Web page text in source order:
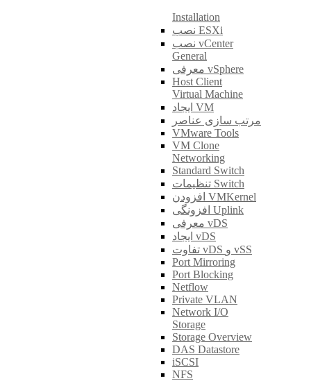
Installation
نصب ESXi
نصب vCenter
General
معرفی vSphere
Host Client
Virtual Machine
ایجاد VM
مرتب سازی عناصر
VMware Tools
VM Clone
Networking
Standard Switch
تنظیمات Switch
افزودن VMKernel
افزونگی Uplink
معرفی vDS
ایجاد vDS
تفاوت vDS و vSS
Port Mirroring
Port Blocking
Netflow
Private VLAN
Network I/O
Storage
Storage Overview
DAS Datastore
iSCSI
NFS